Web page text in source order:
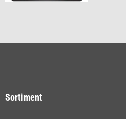
Sortiment